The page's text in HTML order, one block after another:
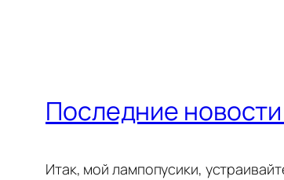
Последние
Итак, мой лампопусики,